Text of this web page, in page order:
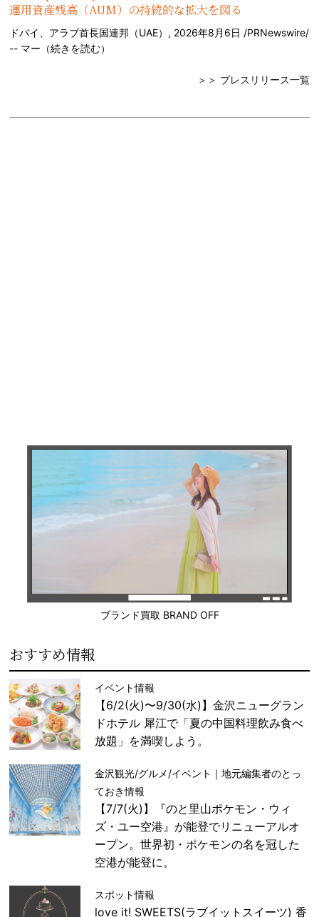
運用資産残高（AUM）の持続的な拡大を図る
ドバイ、アラブ首長国連邦（UAE）, 2026年8月6日 /PRNewswire/
-- マー（続きを読む）
＞＞ プレスリリース一覧
ブランド買取 BRAND OFF
おすすめ情報
イベント情報
【6/2(火)〜9/30(水)】金沢ニューグラン
ドホテル 犀江で「夏の中国料理飲み食べ
放題」を満喫しよう。
金沢観光/グルメ/イベント｜地元編集者のとっ
ておき情報
【7/7(火)】『のと里山ポケモン・ウィ
ズ・ユー空港』が能登でリニューアルオ
ープン。世界初・ポケモンの名を冠した
空港が能登に。
スポット情報
love it! SWEETS(ラブイットスイーツ) 香